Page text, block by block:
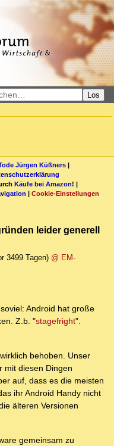
Los
Jürgen Küßners |
Käufe bei Amazon! |
| Cookie-Einstellungen
leider generell
3499 Tagen) @ EM-
Android hat große
Z.b. "stagefright".
behoben. Unser
mit diesen Dingen
auf, dass es die meisten
ihr Android Handy nicht
älteren Versionen
gemeinsam zu